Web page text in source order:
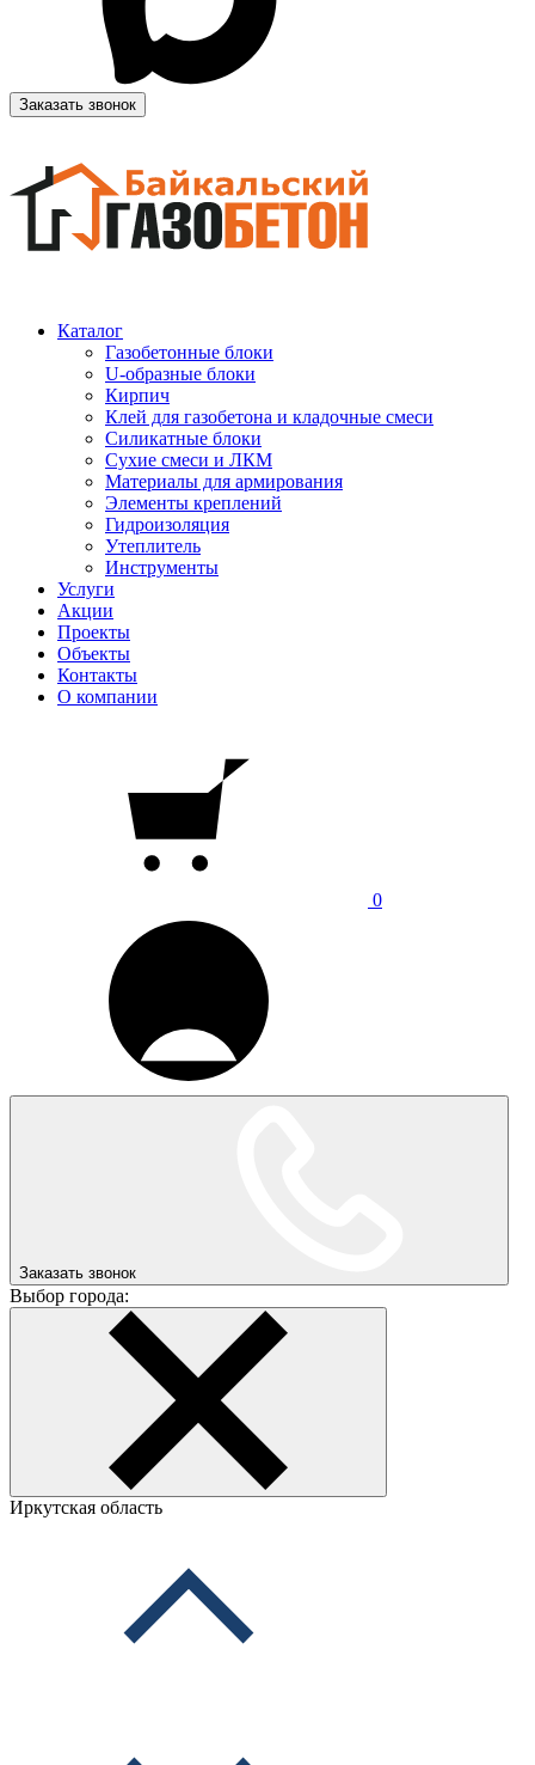
Заказать звонок
Каталог
Газобетонные блоки
U-образные блоки
Кирпич
Клей для газобетона и кладочные смеси
Силикатные блоки
Сухие смеси и ЛКМ
Материалы для армирования
Элементы креплений
Гидроизоляция
Утеплитель
Инструменты
Услуги
Акции
Проекты
Объекты
Контакты
О компании
0
Заказать звонок
Выбор города:
Иркутская область